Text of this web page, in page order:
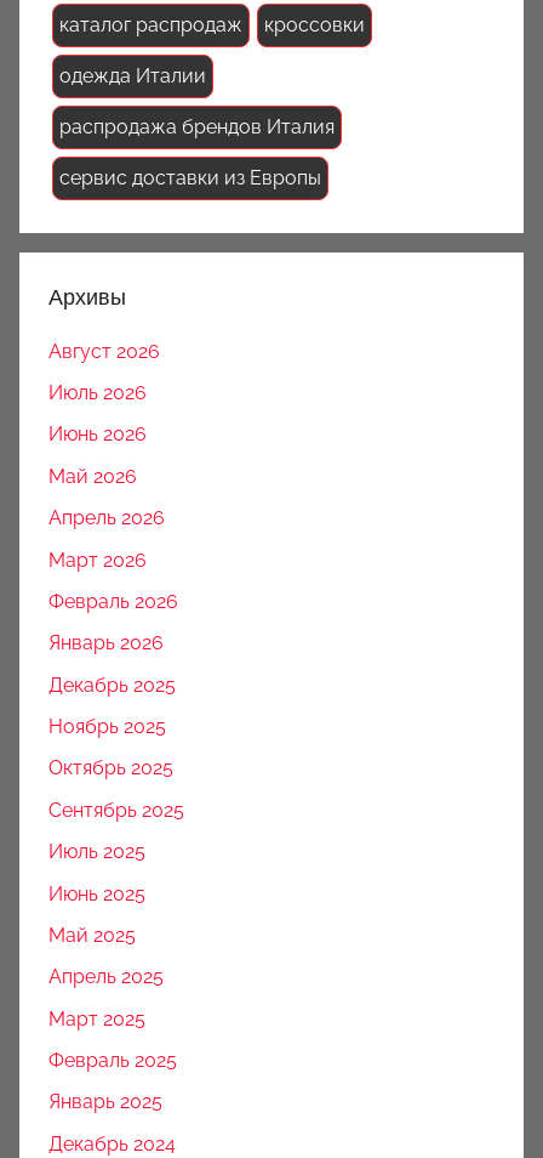
каталог распродаж кроссовки
одежда Италии
распродажа брендов Италия
сервис доставки из Европы
Архивы
Август 2026
Июль 2026
Июнь 2026
Май 2026
Апрель 2026
Март 2026
Февраль 2026
Январь 2026
Декабрь 2025
Ноябрь 2025
Октябрь 2025
Сентябрь 2025
Июль 2025
Июнь 2025
Май 2025
Апрель 2025
Март 2025
Февраль 2025
Январь 2025
Декабрь 2024